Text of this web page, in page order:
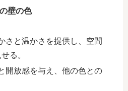
壁の色
さと温かさを提供し、空間
る。
開放感を与え、他の色との